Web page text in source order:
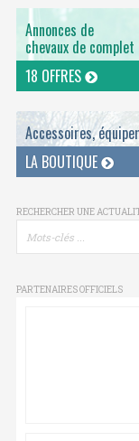
Annonces de
chevaux de complet
18 OFFRES
Accessoires,
LA BOUTIQUE
RECHERCHER UNE
PARTENAIRES OFFICIELS